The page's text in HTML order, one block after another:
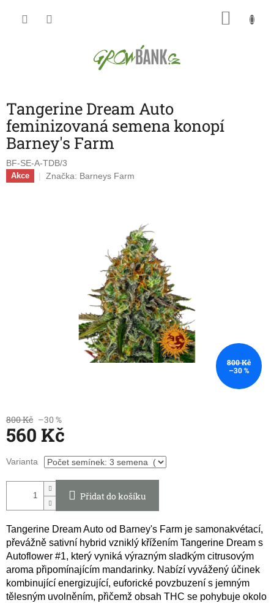
Tangerine Dream Auto
feminizovaná semena konopí
Barney's Farm
BF-SE-A-TDB/3
Akce Značka: Barneys Farm
800 Kč
–30 %
800 Kč –30 %
560 Kč
Měrná
cena:
Varianta
Přidat do košíku
Tangerine Dream Auto od Barney's Farm je samonakvétací,
převážně sativní hybrid vzniklý křížením Tangerine Dream s
Autoflower #1, který vyniká výrazným sladkým citrusovým
aroma připomínajícím mandarinky. Nabízí vyvážený účinek
kombinující energizující, euforické povzbuzení s jemným
tělesným uvolněním, přičemž obsah THC se pohybuje okolo